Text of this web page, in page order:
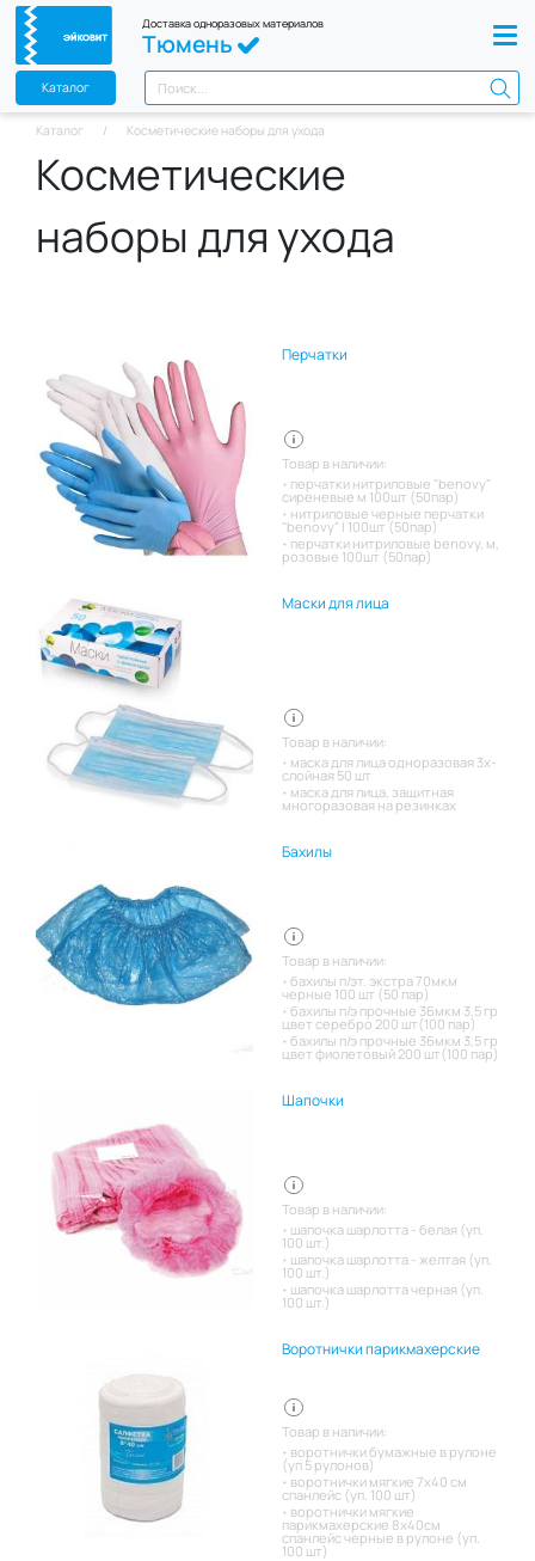
Доставка одноразовых материалов
Тюмень
Каталог
Каталог Косметические наборы для ухода
Косметические
наборы для ухода
Перчатки
Товар в наличии:
перчатки нитриловые "benovy"
сиреневые м 100шт (50пар)
нитриловые черные перчатки
"benovy" l 100шт (50пар)
перчатки нитриловые benovy, м,
розовые 100шт (50пар)
Маски для лица
Товар в наличии:
маска для лица одноразовая 3х-
слойная 50 шт
маска для лица, защитная
многоразовая на резинках
Бахилы
Товар в наличии:
бахилы п/эт. экстра 70мкм
черные 100 шт (50 пар)
бахилы п/э прочные 36мкм 3,5 гр
цвет серебро 200 шт(100 пар)
бахилы п/э прочные 36мкм 3,5 гр
цвет фиолетовый 200 шт(100 пар)
Шапочки
Товар в наличии:
шапочка шарлотта - белая (уп.
100 шт.)
шапочка шарлотта - желтая (уп.
100 шт.)
шапочка шарлотта черная (уп.
100 шт.)
Воротнички парикмахерские
Товар в наличии:
воротнички бумажные в рулоне
(уп 5 рулонов)
воротнички мягкие 7х40 см
спанлейс (уп. 100 шт)
воротнички мягкие
парикмахерские 8х40см
спанлейс черные в рулоне (уп.
100 шт)